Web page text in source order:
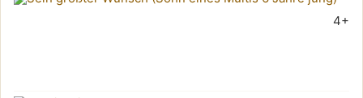
4+